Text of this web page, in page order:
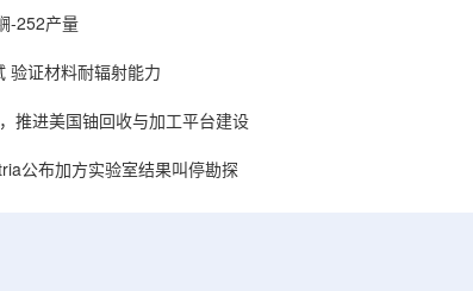
依
参股
-252产量
验证材料耐辐射能力
推进美国铀回收与加工平台建设
公布加方实验室结果叫停勘探